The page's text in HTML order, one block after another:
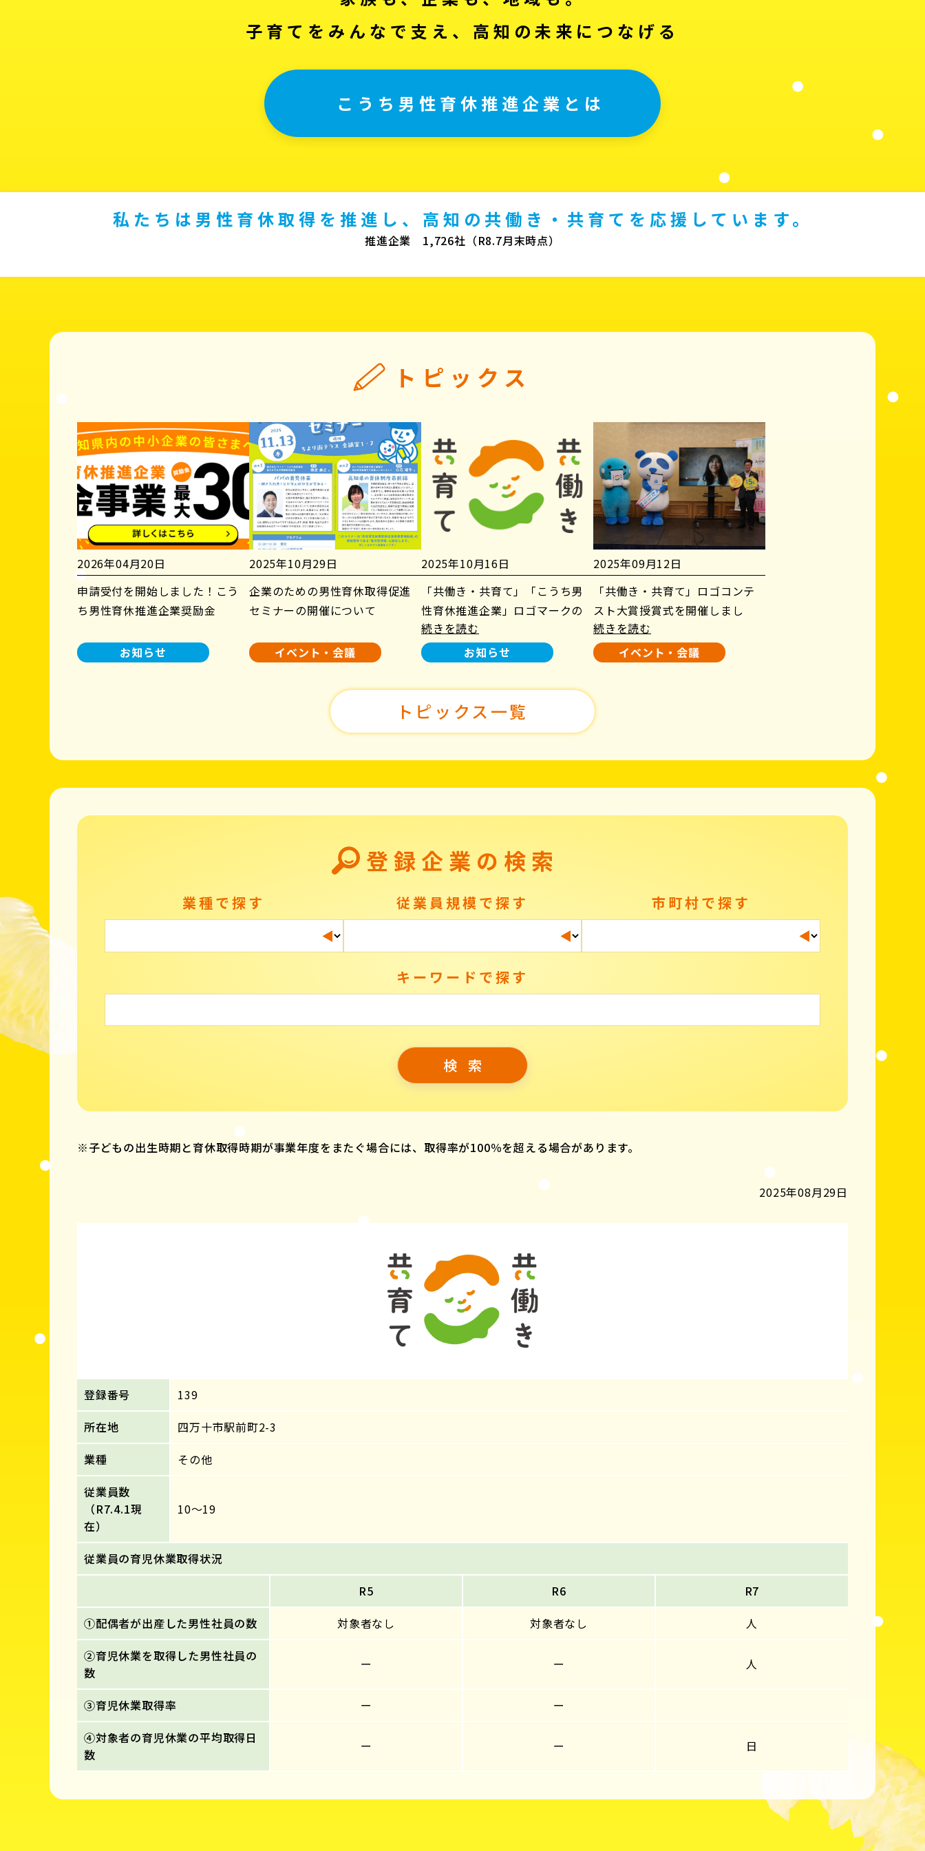
子育てをみんなで支え、高知の未来につなげる
こうち男性育休推進企業とは
私たちは男性育休取得を推進し、高知の共働き・共育てを応援しています。
推進企業 1,726社（R8.7月末時点）
トピックス
2026年04月20日
申請受付を開始しました！こう
ち男性育休推進企業奨励金
お知らせ
2025年10月29日
企業のための男性育休取得促進
セミナーの開催について
イベント・会議
2025年10月16日
「共働き・共育て」「こうち男
性育休推進企業」ロゴマークの
使用について
続きを読む
お知らせ
2025年09月12日
「共働き・共育て」ロゴコンテ
スト大賞授賞式を開催しまし
た！
続きを読む
イベント・会議
トピックス一覧
登録企業の検索
業種で探す 従業員規模で探す 市町村で探す
キーワードで探す
※子どもの出生時期と育休取得時期が事業年度をまたぐ場合には、取得率が100％を超える場合があります。
2025年08月29日
登録番号
139
所在地
四万十市駅前町2-3
業種
その他
従業員数
（R7.4.1現
在）
10～19
従業員の育児休業取得状況
R5
R6
R7
①配偶者が出産した男性社員の数
対象者なし 対象者なし
人
②育児休業を取得した男性社員の
数
ー ー 人
③育児休業取得率 ー
ー
④対象者の育児休業の平均取得日
数
ー ー 日